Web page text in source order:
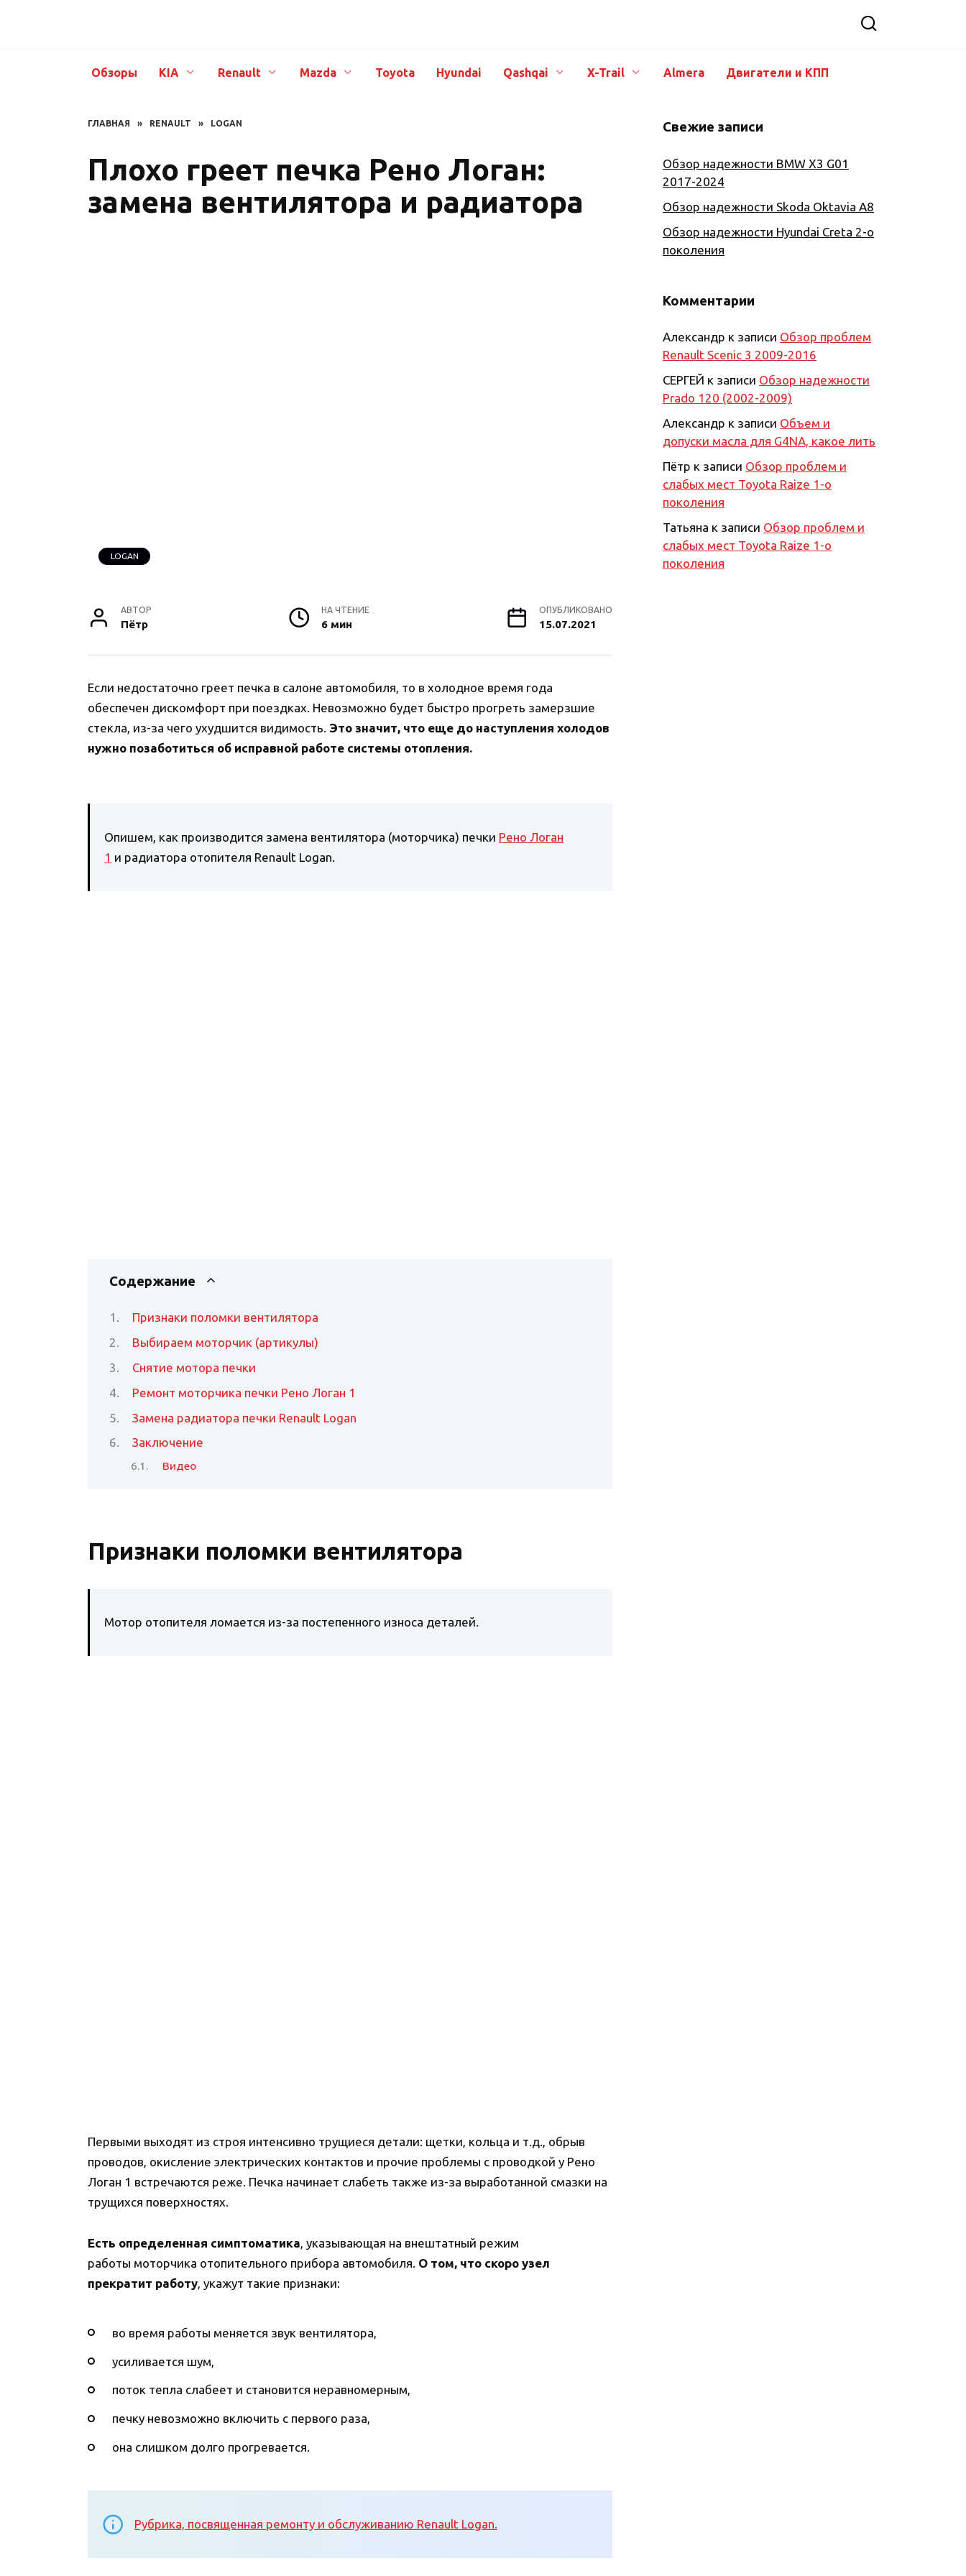
Обзоры KIA Renault Mazda Toyota Hyundai Qashqai X-Trail Almera Двигатели и КПП
ГЛАВНАЯ » RENAULT » LOGAN
Плохо греет печка Рено Логан:
замена вентилятора и радиатора
LOGAN
АВТОР
Пётр
НА ЧТЕНИЕ
6 мин
ОПУБЛИКОВАНО
15.07.2021
Если недостаточно греет печка в салоне автомобиля, то в холодное время года
обеспечен дискомфорт при поездках. Невозможно будет быстро прогреть замерзшие
стекла, из-за чего ухудшится видимость. Это значит, что еще до наступления холодов
нужно позаботиться об исправной работе системы отопления.
Опишем, как производится замена вентилятора (моторчика) печки Рено Логан
1 и радиатора отопителя Renault Logan.
Содержание
Признаки поломки вентилятора
Выбираем моторчик (артикулы)
Снятие мотора печки
Ремонт моторчика печки Рено Логан 1
Замена радиатора печки Renault Logan
Заключение
Видео
Признаки поломки вентилятора
Мотор отопителя ломается из-за постепенного износа деталей.
Первыми выходят из строя интенсивно трущиеся детали: щетки, кольца и т.д., обрыв
проводов, окисление электрических контактов и прочие проблемы с проводкой у Рено
Логан 1 встречаются реже. Печка начинает слабеть также из-за выработанной смазки на
трущихся поверхностях.
Есть определенная симптоматика, указывающая на внештатный режим
работы моторчика отопительного прибора автомобиля. О том, что скоро узел
прекратит работу, укажут такие признаки:
во время работы меняется звук вентилятора,
усиливается шум,
поток тепла слабеет и становится неравномерным,
печку невозможно включить с первого раза,
она слишком долго прогревается.
Рубрика, посвященная ремонту и обслуживанию Renault Logan.
Свежие записи
Обзор надежности BMW X3 G01
2017-2024
Обзор надежности Skoda Oktavia A8
Обзор надежности Hyundai Creta 2-о
поколения
Комментарии
Александр к записи Обзор проблем
Renault Scenic 3 2009-2016
СЕРГЕЙ к записи Обзор надежности
Prado 120 (2002-2009)
Александр к записи Объем и
допуски масла для G4NA, какое лить
Пётр к записи Обзор проблем и
слабых мест Toyota Raize 1-о
поколения
Татьяна к записи Обзор проблем и
слабых мест Toyota Raize 1-о
поколения